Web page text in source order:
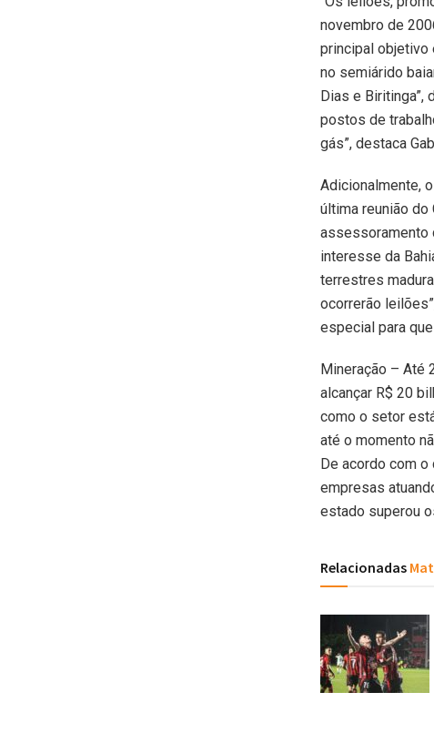
novembro de
principal objetivo
no semiárido
Dias e Biritinga”,
postos de
gás”, destaca
Adicionalmente,
última reunião do
assessoramento
interesse da
terrestres
ocorrerão
especial para
Mineração – Até
alcançar R$ 20
como o setor
até o momento
De acordo com
empresas
estado superou
Relacionadas